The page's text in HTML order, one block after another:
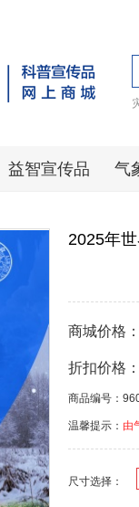
益智宣传品 气
2025年
商城价格
折扣价格
商品编号：
温馨提示： 由
尺寸选择：